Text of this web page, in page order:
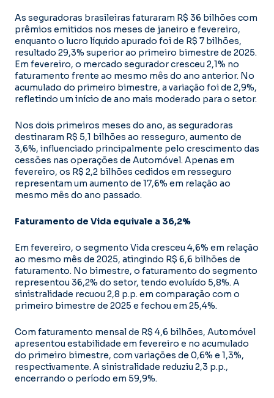
As seguradoras brasileiras faturaram R$ 36 bilhões com
prêmios emitidos nos meses de janeiro e fevereiro,
enquanto o lucro líquido apurado foi de R$ 7 bilhões,
resultado 29,3% superior ao primeiro bimestre de 2025.
Em fevereiro, o mercado segurador cresceu 2,1% no
faturamento frente ao mesmo mês do ano anterior. No
acumulado do primeiro bimestre, a variação foi de 2,9%,
refletindo um início de ano mais moderado para o setor.
Nos dois primeiros meses do ano, as seguradoras
destinaram R$ 5,1 bilhões ao resseguro, aumento de
3,6%, influenciado principalmente pelo crescimento das
cessões nas operações de Automóvel. Apenas em
fevereiro, os R$ 2,2 bilhões cedidos em resseguro
representam um aumento de 17,6% em relação ao
mesmo mês do ano passado.
Faturamento de Vida equivale a 36,2%
Em fevereiro, o segmento Vida cresceu 4,6% em relação
ao mesmo mês de 2025, atingindo R$ 6,6 bilhões de
faturamento. No bimestre, o faturamento do segmento
representou 36,2% do setor, tendo evoluído 5,8%. A
sinistralidade recuou 2,8 p.p. em comparação com o
primeiro bimestre de 2025 e fechou em 25,4%.
Com faturamento mensal de R$ 4,6 bilhões, Automóvel
apresentou estabilidade em fevereiro e no acumulado
do primeiro bimestre, com variações de 0,6% e 1,3%,
respectivamente. A sinistralidade reduziu 2,3 p.p.,
encerrando o período em 59,9%.